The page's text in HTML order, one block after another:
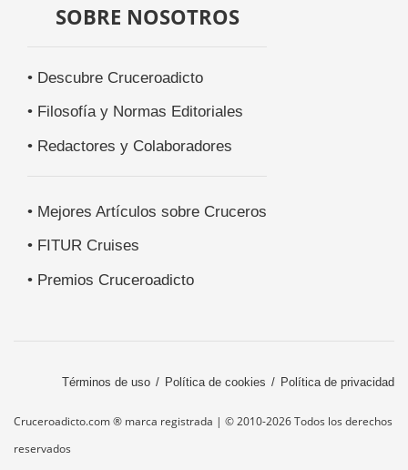
SOBRE NOSOTROS
• Descubre Cruceroadicto
• Filosofía y Normas Editoriales
• Redactores y Colaboradores
• Mejores Artículos sobre Cruceros
• FITUR Cruises
• Premios Cruceroadicto
Términos de uso Política de cookies Política de privacidad
Cruceroadicto.com ® marca registrada | © 2010-2026 Todos los derechos
reservados